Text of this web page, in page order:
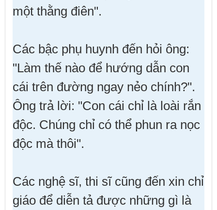
một thằng điên".
Các bậc phụ huynh đến hỏi ông:
"Làm thế nào để hướng dẫn con
cái trên đường ngay nẻo chính?".
Ông trả lời: "Con cái chỉ là loài rắn
độc. Chúng chỉ có thể phun ra nọc
độc mà thôi".
Các nghệ sĩ, thi sĩ cũng đến xin chỉ
giáo để diễn tả được những gì là